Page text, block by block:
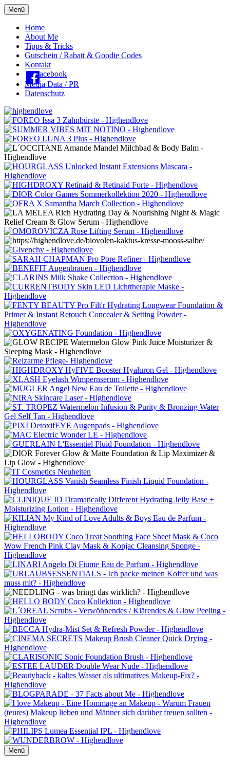
Menü
Oberes
Menü
Home
About Me
Tipps & Tricks
Gutschein / Rabatt & Goodie Codes
Kontakt
Facebook
Media Data / PR
Datenschutz
Menü